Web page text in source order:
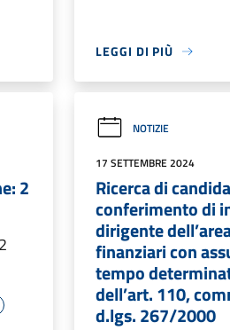
LEGGI DI PIÙ
2
NOTIZIE
17 SETTEMBRE 2024
Ricerca di
conferimento di
dirigente
finanziari con
tempo
dell’art. 110,
d.lgs. 267/2000